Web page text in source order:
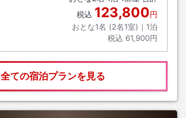
税込 123,800円
おとな1名 (2名1室)｜ 1泊
税込 61,900円
全ての宿泊プランを見る